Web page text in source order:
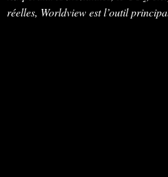
réelles, Worldview est l’outil